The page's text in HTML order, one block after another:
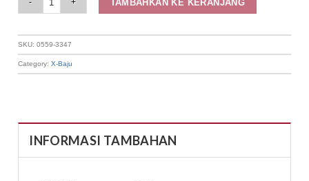
TAMBAHKAN KE KERANJANG
SKU:0559-3347
Category:X-Baju
INFORMASI TAMBAHAN